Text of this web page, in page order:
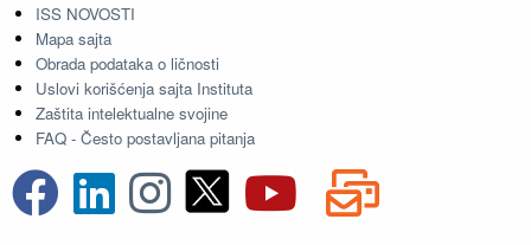
ISS NOVOSTI
Mapa sajta
Obrada podataka o ličnosti
Uslovi korišćenja sajta Instituta
Zaštita intelektualne svojine
FAQ - Često postavljana pitanja